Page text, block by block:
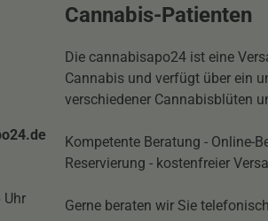
Uhr
Cannabis-Patienten
Die cannabisapo24 ist eine
Cannabis und verfügt über ein
verschiedener Cannabisblüten
Kompetente Beratung - Online-
Reservierung - kostenfreier
Gerne beraten wir Sie